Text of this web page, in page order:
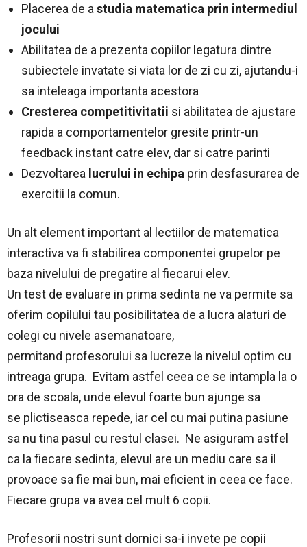
Placerea de a studia matematica prin intermediul
jocului
Abilitatea de a prezenta copiilor legatura dintre
subiectele invatate si viata lor de zi cu zi, ajutandu-i
sa inteleaga importanta acestora
Cresterea competitivitatii si abilitatea de ajustare
rapida a comportamentelor gresite printr-un
feedback instant catre elev, dar si catre parinti
Dezvoltarea lucrului in echipa prin desfasurarea de
exercitii la comun.
Un alt element important al lectiilor de matematica
interactiva va fi stabilirea componentei grupelor pe
baza nivelului de pregatire al fiecarui elev.
Un test de evaluare in prima sedinta ne va permite sa
oferim copilului tau posibilitatea de a lucra alaturi de
colegi cu nivele asemanatoare,
permitand profesorului sa lucreze la nivelul optim cu
intreaga grupa. Evitam astfel ceea ce se intampla la o
ora de scoala, unde elevul foarte bun ajunge sa
se plictiseasca repede, iar cel cu mai putina pasiune
sa nu tina pasul cu restul clasei. Ne asiguram astfel
ca la fiecare sedinta, elevul are un mediu care sa il
provoace sa fie mai bun, mai eficient in ceea ce face.
Fiecare grupa va avea cel mult 6 copii.
Profesorii nostri sunt dornici sa-i invete pe copii